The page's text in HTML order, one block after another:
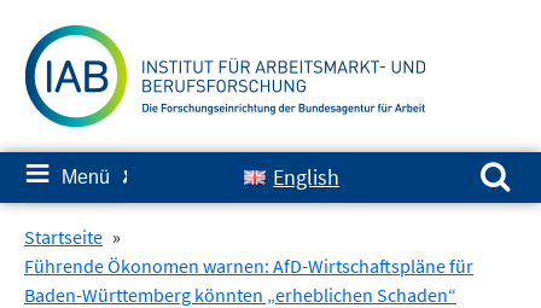
zum
Inhalt
≡ Menü ✘ English
Suchen nach:
Startseite »
Führende Ökonomen warnen: AfD-Wirtschaftspläne für
Baden-Württemberg könnten „erheblichen Schaden“